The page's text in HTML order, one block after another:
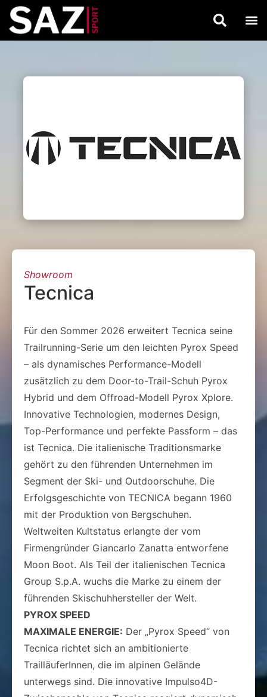
Showroom
Tecnica
Für den Sommer 2026 erweitert Tecnica seine
Trailrunning-Serie um den leichten Pyrox Speed
– als dynamisches Performance-Modell
zusätzlich zu dem Door-to-Trail-Schuh Pyrox
Hybrid und dem Offroad-Modell Pyrox Xplore.
Innovative Technologien, modernes Design,
Top-Performance und perfekte Passform – das
ist Tecnica. Die italienische Traditionsmarke
gehört zu den führenden Unternehmen im
Segment der Ski- und Outdoorschuhe. Die
Erfolgsgeschichte von TECNICA begann 1960
mit der Produktion von Bergschuhen.
Weltweiten Kultstatus erlangte der vom
Firmengründer Giancarlo Zanatta entworfene
Moon Boot. Als Teil der italienischen Tecnica
Group S.p.A. wuchs die Marke zu einem der
führenden Skischuhhersteller der Welt.
PYROX SPEED
MAXIMALE ENERGIE: Der „Pyrox Speed“ von
Tecnica richtet sich an ambitionierte
TrailläuferInnen, die im alpinen Gelände
unterwegs sind. Die innovative Impulso4D-